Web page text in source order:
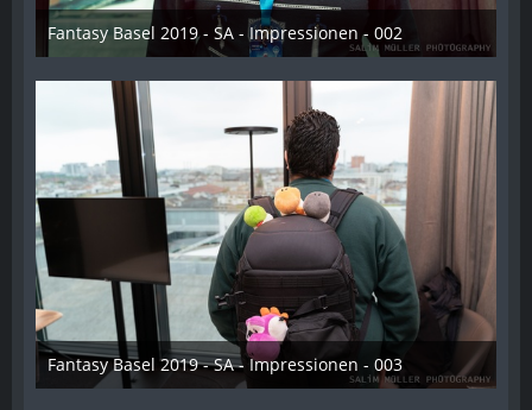
Fantasy Basel 2019 - SA - Impressionen - 002
21. Mai 2019
Fantasy Basel 2019 - SA - Impressionen - 003
21. Mai 2019